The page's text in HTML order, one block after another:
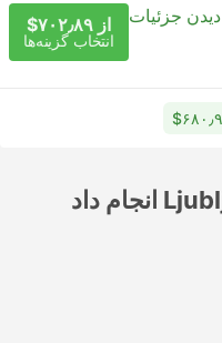
دیدن جزئیات از ‎$۷۰۲٫۸۹
انتخاب گزینه‌ها